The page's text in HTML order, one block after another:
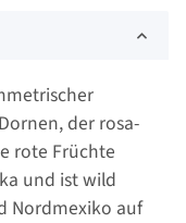
der rosa-
rote Früchte
und ist wild
Nordmexiko auf